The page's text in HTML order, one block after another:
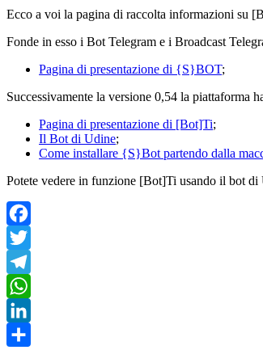
Ecco a voi la pagina di raccolta informazioni su
Fonde in esso i Bot Telegram e i Broadcast
Pagina di presentazione di {S}BOT;
Successivamente la versione 0,54 la piattaforma
Pagina di presentazione di [Bot]Ti;
Il Bot di Udine;
Come installare {S}Bot partendo dalla
Potete vedere in funzione [Bot]Ti usando il bot di
Facebook
Twitter
Telegram
WhatsApp
LinkedIn